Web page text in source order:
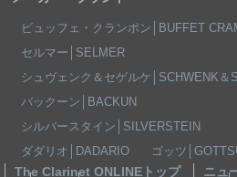
ビュッフェ・クランポン│BUFFET
セルマー│SELMER
シュヴェンク＆セゲルケ│SCHWENK＆
バックーン│BACKUN
シルバースタイン│SILVERSTEIN
ダダリオ│DADARIO
ゴッツ
The Clarinet ONLINEトップ ニュ